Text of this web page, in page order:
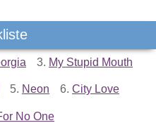
3. My Stupid Mouth
5. Neon 6. City Love
No One